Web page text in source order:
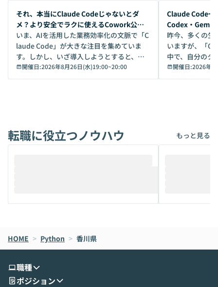
開催前
それ、本当にClaude Codeじゃないとダ
メ？より安全でラクに使えるCowork公開
デモ
いま、AIを活用した業務効率化の文脈で「C
laude Code」が大きな注目を集めていま
す。しかし、いざ導入しようとすると、セ
キュリティ面の懸念や権限管理のハードル
から、気軽に使えないケースも多いのでは
けでなく、想像以上の範囲まで自動化でき
ることは、まだあまり知られていません。
メルカリでの判断基準をもとに「なぜClau
oworkの基本的な機能をご紹介いただきま
す。 続く公開デモでは、実際にCoworkを
せいただきます。数分でワークフローが完
成する手軽さや、Gmail等の外部サービス
開催日:2026年8月26日(水)19:00~20:00
開催前
Claude Code一
Codex・
昨今、多くの生
いますが、「
中で、自分のタ
いいのか」を自
か？ 「なんとなく誰かが良いと言っていた
は、評判では
ているAIを選ぶこ
それぞれの本当
ント構築の最前
開催日:2026年8
転職に役立つノウハウ もっと見る
HOME > Python > 香川県
職種
ポジション